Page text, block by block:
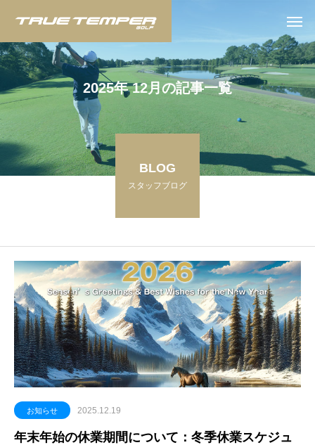
2025年 12月の記事一覧
BLOG
スタッフブログ
お知らせ 2025.12.19
年末年始の休業期間について：冬季休業スケジュ